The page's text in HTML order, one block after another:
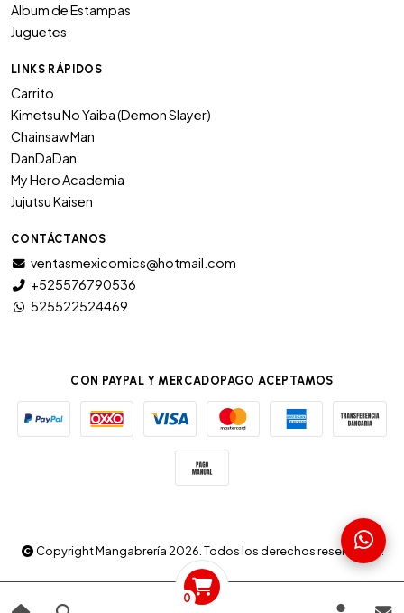
0
Album de Estampas
Juguetes
LINKS RÁPIDOS
Carrito
Kimetsu No Yaiba (Demon Slayer)
Chainsaw Man
DanDaDan
My Hero Academia
Jujutsu Kaisen
CONTÁCTANOS
ventasmexicomics@hotmail.com
+525576790536
525522524469
CON PAYPAL Y MERCADOPAGO ACEPTAMOS
Copyright Mangabrería 2026. Todos los derechos reservados.